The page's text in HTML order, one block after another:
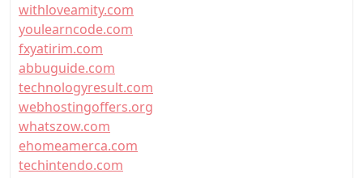
withloveamity.com
youlearncode.com
fxyatirim.com
abbuguide.com
technologyresult.com
webhostingoffers.org
whatszow.com
ehomeamerca.com
techintendo.com